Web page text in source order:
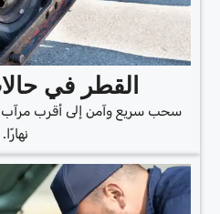
القطر في
سحب سريع وآمن إلى أقرب مرآب
نهارًا.